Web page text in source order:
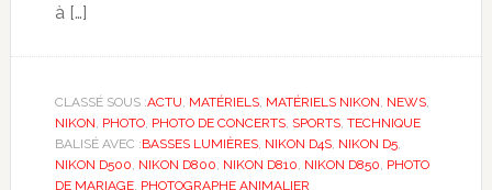
à […]
CLASSÉ SOUS :ACTU MATÉRIELS, MATÉRIELS NIKON NEWS,
NIKON PHOTO, PHOTO DE CONCERTS, SPORTS, TECHNIQUE
BALISÉ AVEC :BASSES LUMIÈRES, NIKON D4S, NIKON D5,
NIKON D500 NIKON D800 NIKON D810 NIKON D850 PHOTO
DE MARIAGE, PHOTOGRAPHE ANIMALIER